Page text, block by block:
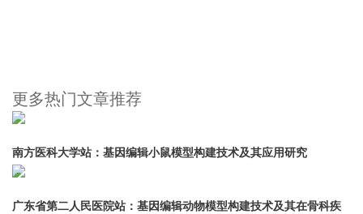
更多热门文章推荐
南方医科大学站：基因编辑小鼠模型构建技术及其应用研究
广东省第二人民医院站：基因编辑动物模型构建技术及其在骨科疾